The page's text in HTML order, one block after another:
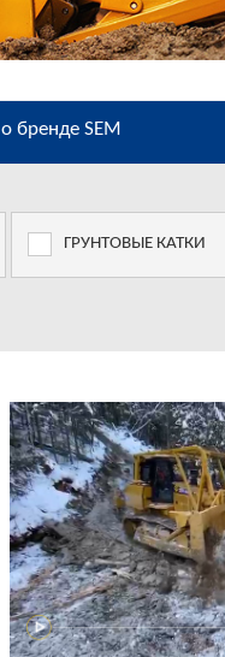
бренде SEM
ГРУНТОВЫЕ КАТКИ